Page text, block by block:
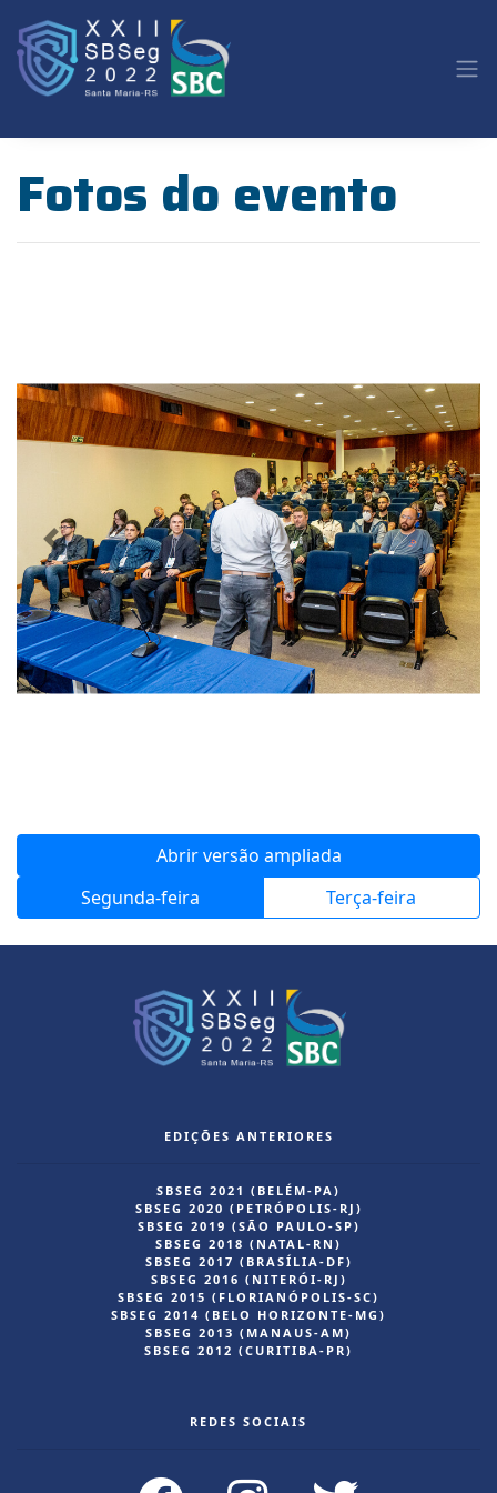
Fotos do evento
Previous Next
Abrir versão ampliada
Segunda-feira
Terça-feira
EDIÇÕES ANTERIORES
SBSEG 2021 (BELÉM-PA)
SBSEG 2020 (PETRÓPOLIS-RJ)
SBSEG 2019 (SÃO PAULO-SP)
SBSEG 2018 (NATAL-RN)
SBSEG 2017 (BRASÍLIA-DF)
SBSEG 2016 (NITERÓI-RJ)
SBSEG 2015 (FLORIANÓPOLIS-SC)
SBSEG 2014 (BELO HORIZONTE-MG)
SBSEG 2013 (MANAUS-AM)
SBSEG 2012 (CURITIBA-PR)
REDES SOCIAIS